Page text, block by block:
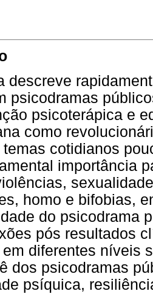
descreve
psicodramas
psicoterápica e
como
temas cotidianos
importância
homo e bifobias,
do psicodrama
pós resultados
diferentes níveis
dos psicodramas
psíquica,